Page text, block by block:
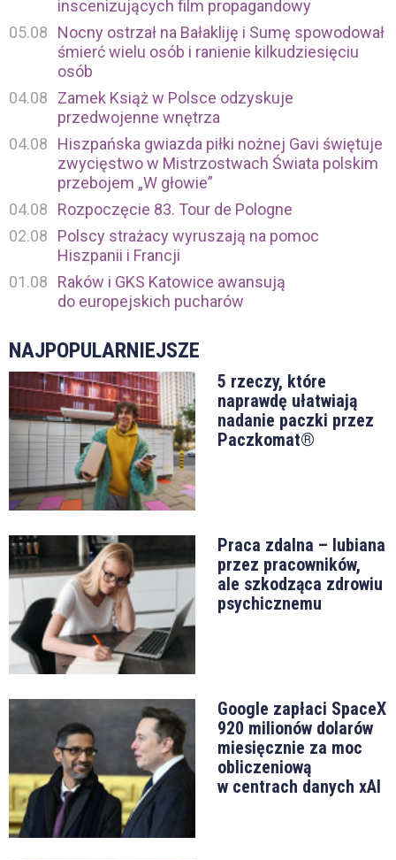
inscenizujących film propagandowy
05.08
Nocny ostrzał na Bałakliję i Sumę spowodował
śmierć wielu osób i ranienie kilkudziesięciu
osób
04.08
Zamek Książ w Polsce odzyskuje
przedwojenne wnętrza
04.08
Hiszpańska gwiazda piłki nożnej Gavi świętuje
zwycięstwo w Mistrzostwach Świata polskim
przebojem „W głowie”
04.08
Rozpoczęcie 83. Tour de Pologne
02.08
Polscy strażacy wyruszają na pomoc
Hiszpanii i Francji
01.08
Raków i GKS Katowice awansują
do europejskich pucharów
NAJPOPULARNIEJSZE
5 rzeczy, które
naprawdę ułatwiają
nadanie paczki przez
Paczkomat®
Praca zdalna – lubiana
przez pracowników,
ale szkodząca zdrowiu
psychicznemu
Google zapłaci SpaceX
920 milionów dolarów
miesięcznie za moc
obliczeniową
w centrach danych xAI